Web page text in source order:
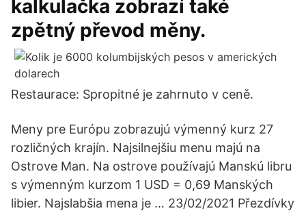
kalkulačka zobrazí také
zpětný převod měny.
Restaurace: Spropitné je zahrnuto v ceně.
Meny pre Európu zobrazujú výmenný kurz 27
rozličných krajín. Najsilnejšiu menu majú na
Ostrove Man. Na ostrove používajú Manskú libru
s výmenným kurzom 1 USD = 0,69 Manských
libier. Najslabšia mena je … 23/02/2021 Přezdívky